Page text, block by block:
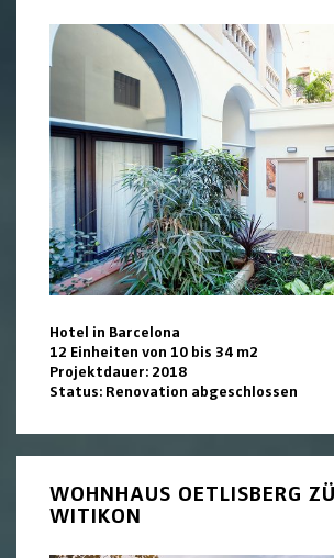
Hotel in Barcelona
12 Einheiten von 10 bis 34 m2
Projektdauer: 2018
Status: Renovation abgeschlossen
WOHNHAUS OETLISBERG
WITIKON